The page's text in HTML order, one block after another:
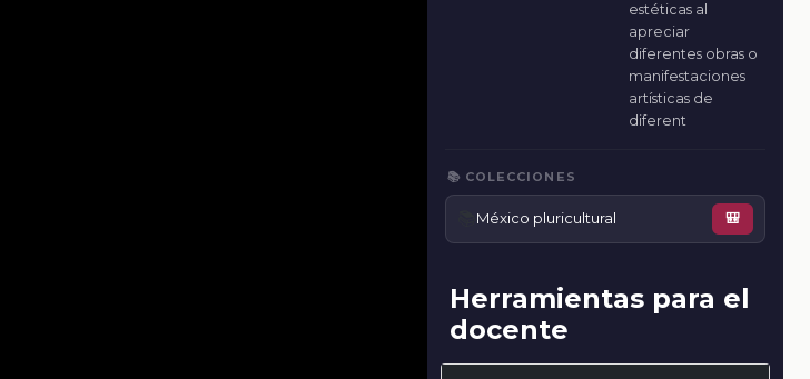
estéticas al
apreciar
diferentes obras o
manifestaciones
artísticas de
diferent
📚 COLECCIONES
México pluricultural 🎒
Herramientas para el
docente